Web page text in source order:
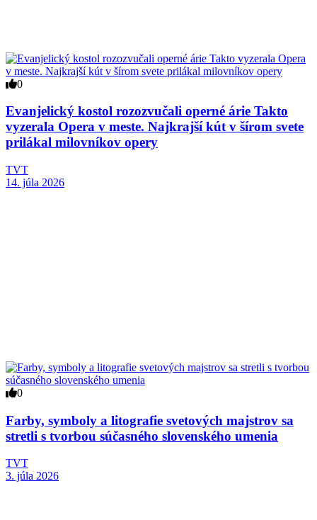
0
Evanjelický kostol rozozvučali operné árie Takto
vyzerala Opera v meste. Najkrajší kút v šírom svete
prilákal milovníkov opery
TVT
14. júla 2026
0
Farby, symboly a litografie svetových majstrov sa
stretli s tvorbou súčasného slovenského umenia
TVT
3. júla 2026